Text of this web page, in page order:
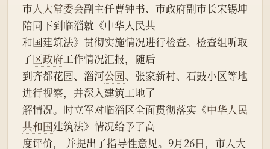
市人大常委会副主任曹钟书、市政府副市长宋锡坤
陪同下到临淄就《中华人民共
和国建筑法》贯彻实施情况进行检查。检查组听取
了区政府工作情况汇报，随后
到齐都花园、淄河公园、张家新村、石鼓小区等地
进行视察，并深入建筑工地了
解情况。时立军对临淄区全面贯彻落实《中华人民
共和国建筑法》情况给予了高
度评价， 并提出了指导性意见。9月26日，市人大